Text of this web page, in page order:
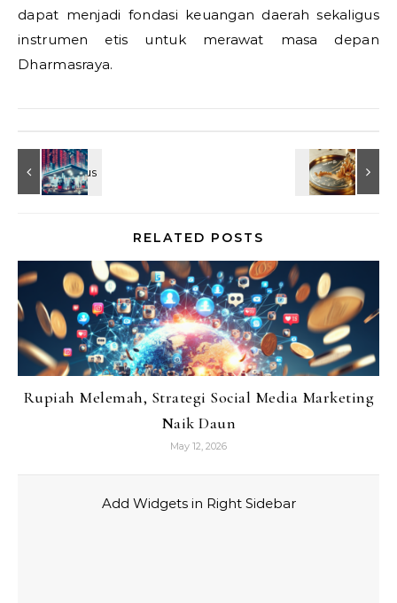
dapat menjadi fondasi keuangan daerah sekaligus
instrumen etis untuk merawat masa depan
Dharmasraya.
RELATED POSTS
Rupiah Melemah, Strategi Social Media Marketing
Naik Daun
May 12, 2026
Add Widgets in Right Sidebar